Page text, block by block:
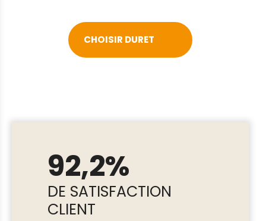
CHOISIR DURET
92,2%
DE SATISFACTION
CLIENT